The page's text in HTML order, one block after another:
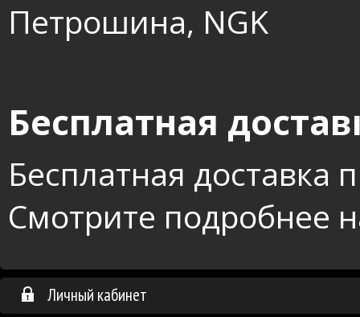
Петрошина, NGK
Бесплатная
Бесплатная доставка
Смотрите подробнее
Личный кабинет